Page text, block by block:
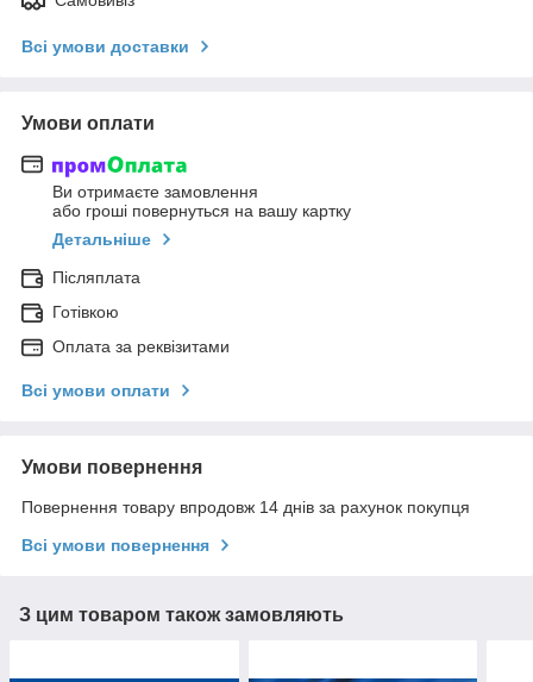
Всі умови доставки
Умови оплати
Ви отримаєте замовлення
або гроші повернуться на вашу картку
Детальніше
Післяплата
Готівкою
Оплата за реквізитами
Всі умови оплати
Умови повернення
Повернення товару впродовж 14 днів за рахунок покупця
Всі умови повернення
З цим товаром також замовляють